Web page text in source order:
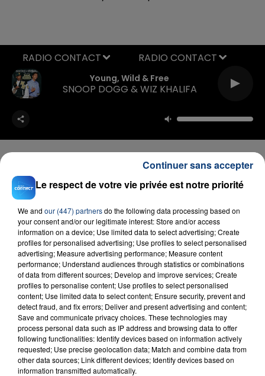
Young, Wild & Free
SNOOP DOGG & WIZ KHALIFA
RADIO CONTACT
FIL D'ACTU
23 juillet 2026
INCENDIE MORTEL À LENS : UNE FEMME ET
SON BÉBÉ ENTRE LA VIE ET LA...
Un homme s'est immolé par le feu après avoir
aspergé sa compagne et leur bébé de trois mois
Le respect de votre vie privée est notre priorité
We and our (447) partnersdo the following data processing based on
your consent and/or our legitimate interest: Store and/or access
information on a device; Use limited data to select advertising; Create
profiles for personalised advertising; Use profiles to select personalised
advertising; Measure advertising performance; Measure content
performance; Understand audiences through statistics or combinations
of data from different sources; Develop and improve services; Create
profiles to personalise content; Use profiles to select personalised
content; Use limited data to select content; Ensure security, prevent and
detect fraud, and fix errors; Deliver and present advertising and content;
Save and communicate privacy choices. These technologies may
process personal data such as IP address and browsing data to offer
following functionalities: Identify devices based on information actively
requested; Use precise geolocation data; Match and combine data from
other data sources; Link different devices; Identify devices based on
information transmitted automatically.
Continuer sans accepter